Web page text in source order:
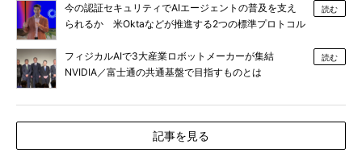
今の認証セキュリティでAIエージェントの普及を支え
られるか 米Oktaなどが推進する2つの標準プロトコル
読む
フィジカルAIで3大産業ロボットメーカーが集結
NVIDIA／富士通の共通基盤で目指すものとは
読む
記事を見る